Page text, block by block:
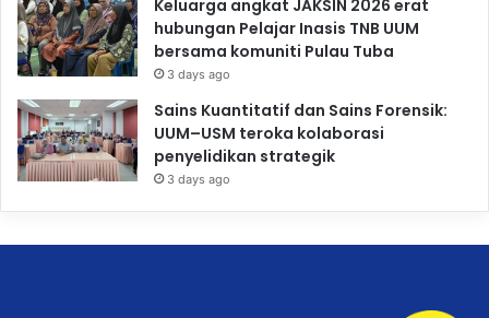
Keluarga angkat JAKSIN 2026 erat
hubungan Pelajar Inasis TNB UUM
bersama komuniti Pulau Tuba
3 days ago
Sains Kuantitatif dan Sains Forensik:
UUM–USM teroka kolaborasi
penyelidikan strategik
3 days ago